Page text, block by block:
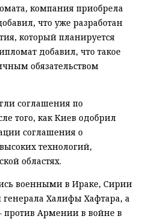
компания приобрела
что уже разработан
который планируется
добавил, что такое
обязательством
соглашения по
того, как Киев одобрил
соглашения о
технологий,
областях.
военными в Ираке, Сирии
Халифы Хафтара, а
Армении в войне в